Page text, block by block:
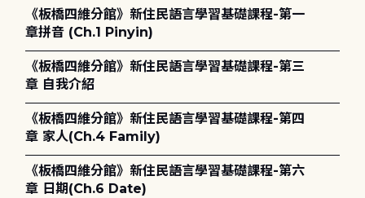
《板橋四維分館》新住民語言學習基礎課程-第一
章拼音 (Ch.1 Pinyin)
《板橋四維分館》新住民語言學習基礎課程-第三
章 自我介紹
《板橋四維分館》新住民語言學習基礎課程-第四
章 家人(Ch.4 Family)
《板橋四維分館》新住民語言學習基礎課程-第六
章 日期(Ch.6 Date)